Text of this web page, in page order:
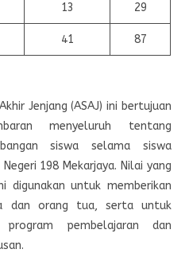
13 29
41 87
Jenjang (ASAJ) ini bertujuan
menyeluruh tentang
siswa selama siswa
198 Mekarjaya. Nilai yang
digunakan untuk memberikan
dan orang tua, serta untuk
pembelajaran dan